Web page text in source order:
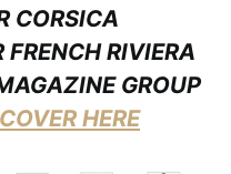
CORSICA
RIVIERA
GROUP
HERE